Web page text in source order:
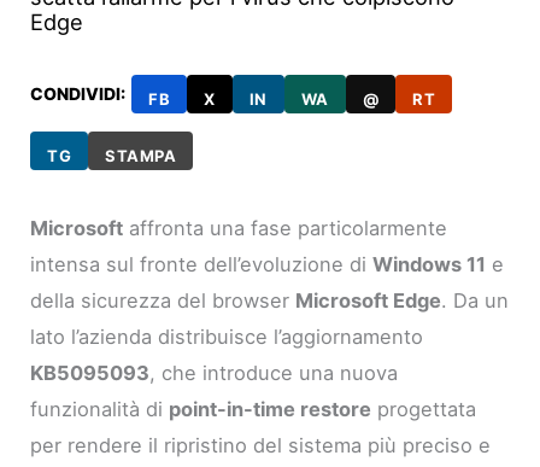
Edge
CONDIVIDI: FB X IN WA @ RT
TG STAMPA
Microsoft affronta una fase particolarmente
intensa sul fronte dell’evoluzione diWindows 11 e
della sicurezza del browser Microsoft Edge. Da un
lato l’azienda distribuisce l’aggiornamento
KB5095093, che introduce una nuova
funzionalità di point-in-time restore progettata
per rendere il ripristino del sistema più preciso e